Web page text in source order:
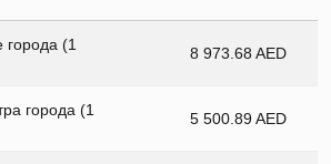
города (1
8 973.68 AED
города (1
5 500.89 AED